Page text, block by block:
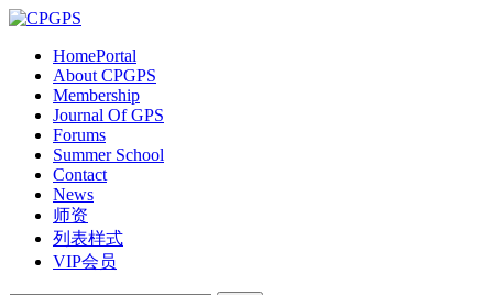
HomePortal
About CPGPS
Membership
Journal Of GPS
Forums
Summer School
Contact
News
师资
列表样式
VIP会员